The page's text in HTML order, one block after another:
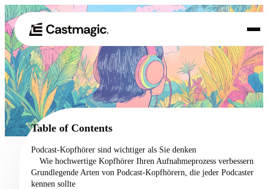
01 Produkt
02 Anwendungsfälle
Preisgestaltung
Über uns
Table of Contents
Podcast-Kopfhörer sind wichtiger als Sie denken
Wie hochwertige Kopfhörer Ihren Aufnahmeprozess verbessern
Grundlegende Arten von Podcast-Kopfhörern, die jeder Podcaster
kennen sollte